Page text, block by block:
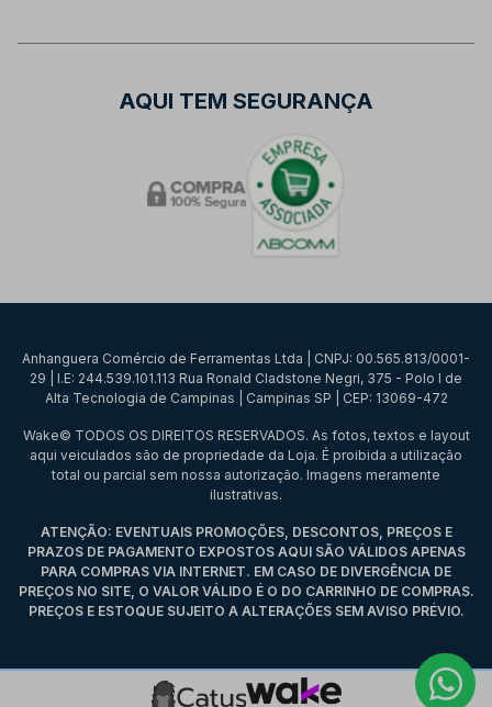
AQUI TEM SEGURANÇA
Anhanguera Comércio de Ferramentas Ltda | CNPJ: 00.565.813/0001-
29 | I.E: 244.539.101.113 Rua Ronald Cladstone Negri, 375 - Polo I de
Alta Tecnologia de Campinas | Campinas SP | CEP: 13069-472
Wake© TODOS OS DIREITOS RESERVADOS. As fotos, textos e layout
aqui veiculados são de propriedade da Loja. É proibida a utilização
total ou parcial sem nossa autorização. Imagens meramente
ilustrativas.
ATENÇÃO: EVENTUAIS PROMOÇÕES, DESCONTOS, PREÇOS E
PRAZOS DE PAGAMENTO EXPOSTOS AQUI SÃO VÁLIDOS APENAS
PARA COMPRAS VIA INTERNET. EM CASO DE DIVERGÊNCIA DE
PREÇOS NO SITE, O VALOR VÁLIDO É O DO CARRINHO DE COMPRAS.
PREÇOS E ESTOQUE SUJEITO A ALTERAÇÕES SEM AVISO PRÉVIO.